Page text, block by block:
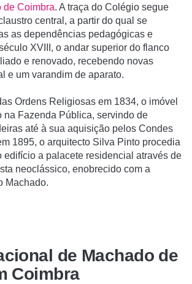
de Coimbra. A traça do Colégio segue
central, a partir do qual se
as dependências pedagógicas e
XVIII, o andar superior do flanco
e renovado, recebendo novas
e um varandim de aparato.
Ordens Religiosas em 1834, o imóvel
na Fazenda Pública, servindo de
até à sua aquisição pelos Condes
1895, o arquitecto Silva Pinto procedia
edifício a palacete residencial através de
neoclássico, enobrecido com a
Machado.
de Machado de
Coimbra